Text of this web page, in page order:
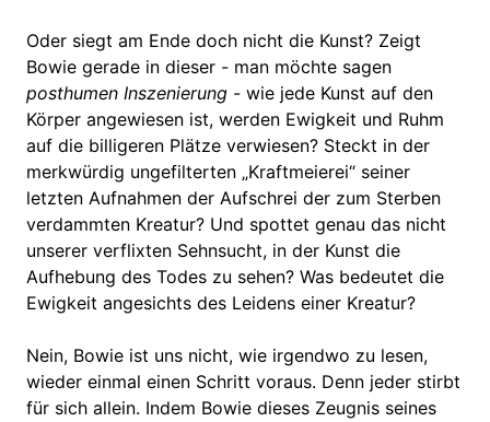
Oder siegt am Ende doch nicht die Kunst? Zeigt
Bowie gerade in dieser - man möchte sagen
posthumen Inszenierung - wie jede Kunst auf den
Körper angewiesen ist, werden Ewigkeit und Ruhm
auf die billigeren Plätze verwiesen? Steckt in der
merkwürdig ungefilterten „Kraftmeierei“ seiner
letzten Aufnahmen der Aufschrei der zum Sterben
verdammten Kreatur? Und spottet genau das nicht
unserer verflixten Sehnsucht, in der Kunst die
Aufhebung des Todes zu sehen? Was bedeutet die
Ewigkeit angesichts des Leidens einer Kreatur?
Nein, Bowie ist uns nicht, wie irgendwo zu lesen,
wieder einmal einen Schritt voraus. Denn jeder stirbt
für sich allein. Indem Bowie dieses Zeugnis seines